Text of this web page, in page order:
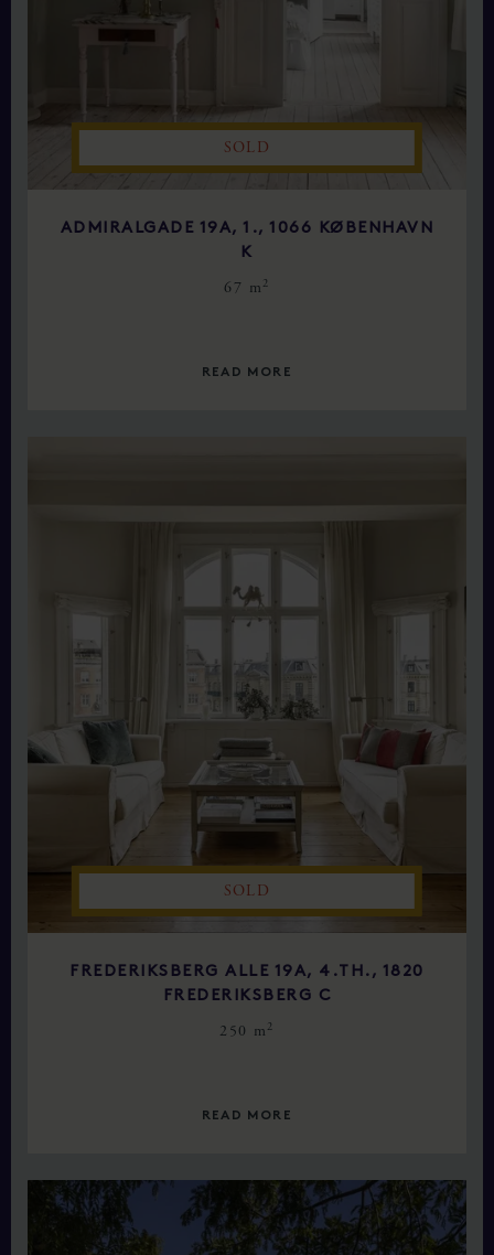
SOLD
ADMIRALGADE 19A, 1., 1066 KØBENHAVN
K
67 m 2
READ MORE
SOLD
FREDERIKSBERG ALLE 19A, 4.TH., 1820
FREDERIKSBERG C
250 m 2
READ MORE